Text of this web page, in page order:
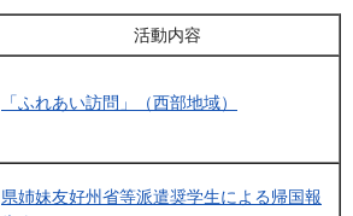
活動内容
「ふれあい訪問」（西部地域）
県姉妹友好州省等派遣奨学生による帰国報